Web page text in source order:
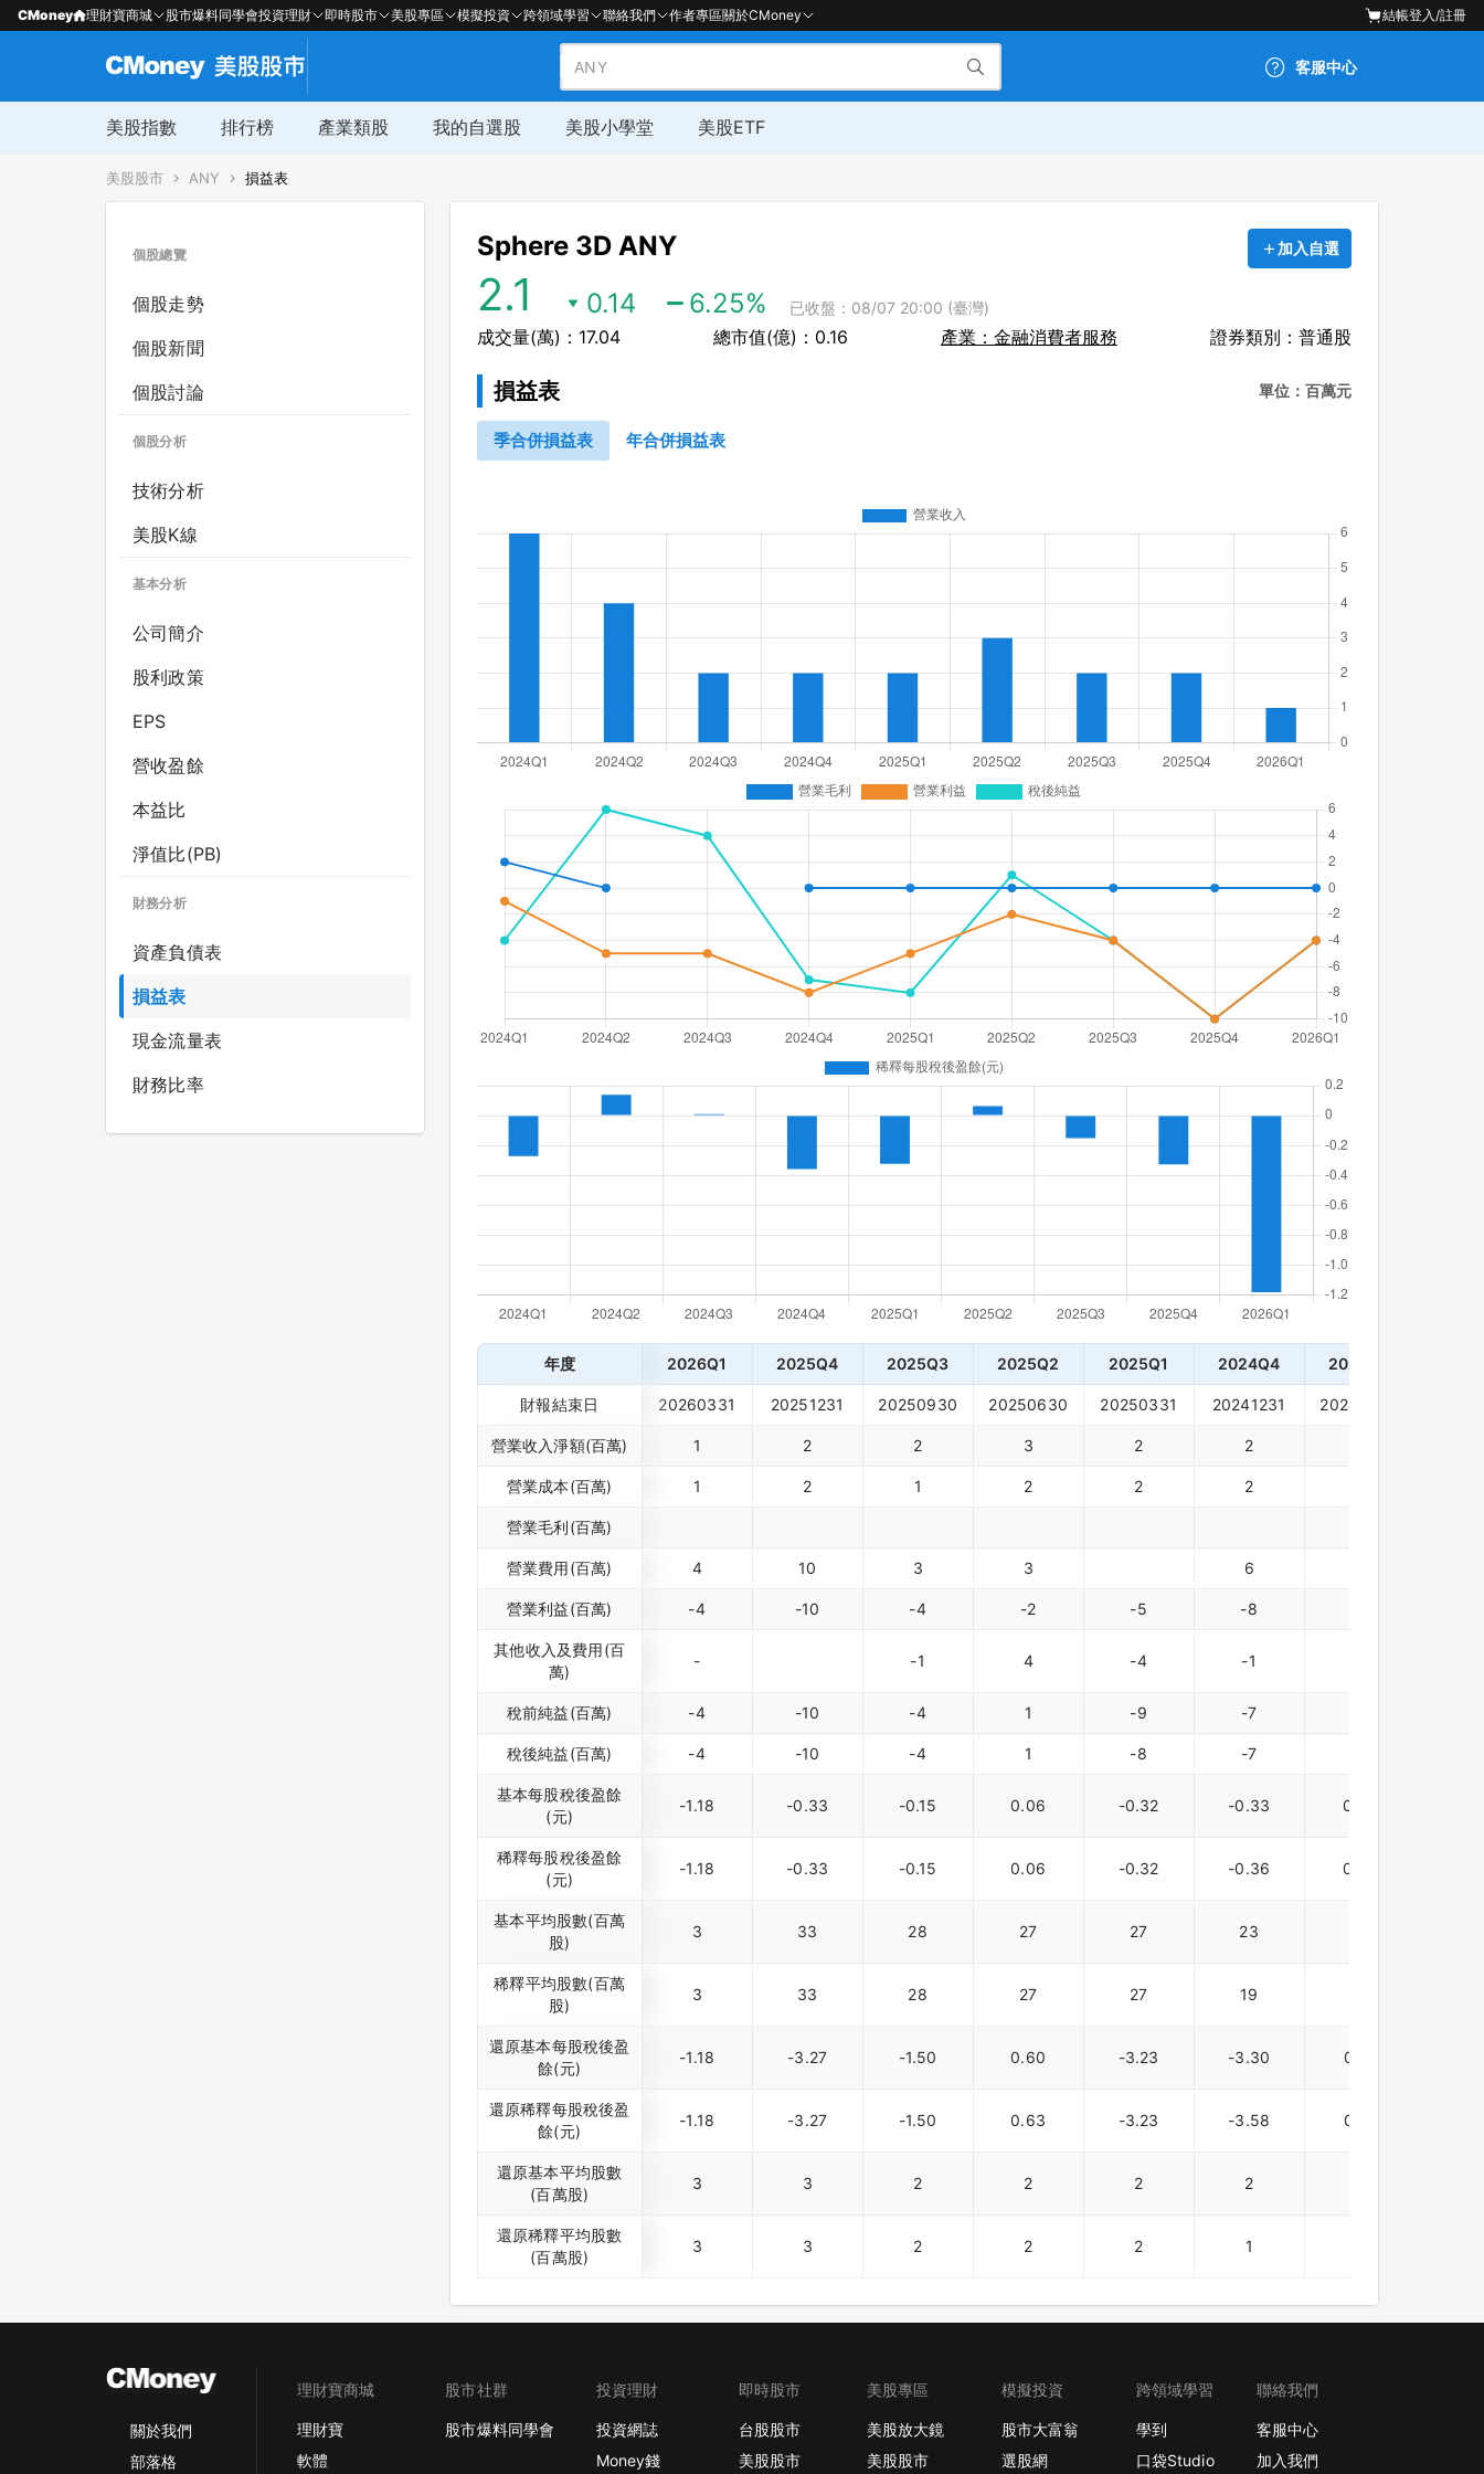
CMoney 理財寶商城 股市爆料同學會投資理財 即時股市 美股專區 模擬投資 跨領域學習 聯絡我們 作者專區關於CMoney 結帳登入/註冊
客服中心
美股指數 排行榜 產業類股 我的自選股 美股小學堂 美股ETF
美股股市 ANY 損益表
個股總覽
個股走勢
個股新聞
個股討論
個股分析
技術分析
美股K線
基本分析
公司簡介
股利政策
EPS
營收盈餘
本益比
淨值比(PB)
財務分析
資產負債表
損益表
現金流量表
財務比率
Sphere 3D ANY 加入自選
2.1 0.14 6.25% 已收盤：08/07 20:00 (臺灣)
成交量(萬)：17.04 總市值(億)：0.16 產業：金融消費者服務 證券類別：普通股
損益表 單位：百萬元
季合併損益表 年合併損益表
年度 2026Q1 2025Q4 2025Q3 2025Q2 2025Q1 2024Q4 2024Q3
財報結束日 20260331 20251231 20250930 20250630 20250331 20241231 20240930
營業收入淨額(百萬) 1 2 2 3 2 2
營業成本(百萬) 1 2 1 2 2 2
營業毛利(百萬)
營業費用(百萬) 4 10 3 3 6
營業利益(百萬) -4 -10 -4 -2 -5 -8
其他收入及費用(百
萬)
- -1 4 -4 -1
稅前純益(百萬) -4 -10 -4 1 -9 -7
稅後純益(百萬) -4 -10 -4 1 -8 -7
基本每股稅後盈餘
(元)
-1.18 -0.33 -0.15 0.06 -0.32 -0.33 0.01
稀釋每股稅後盈餘
(元)
-1.18 -0.33 -0.15 0.06 -0.32 -0.36 0.01
基本平均股數(百萬
股)
3 33 28 27 27 23
稀釋平均股數(百萬
股)
3 33 28 27 27 19
還原基本每股稅後盈
餘(元)
-1.18 -3.27 -1.50 0.60 -3.23 -3.30 0.10
還原稀釋每股稅後盈
餘(元)
-1.18 -3.27 -1.50 0.63 -3.23 -3.58 0.10
還原基本平均股數
(百萬股)
3 3 2 2 2 2
還原稀釋平均股數
(百萬股)
3 3 2 2 2 1
關於我們
部落格
理財寶商城
理財寶
軟體
股市社群
股市爆料同學會
投資理財
投資網誌
Money錢
即時股市
台股股市
美股股市
美股專區
美股放大鏡
美股股市
模擬投資
股市大富翁
選股網
跨領域學習
學到
口袋Studio
聯絡我們
客服中心
加入我們